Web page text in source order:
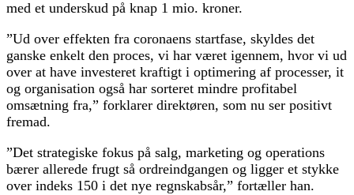
med et underskud på knap 1 mio. kroner.
”Ud over effekten fra coronaens startfase, skyldes det
ganske enkelt den proces, vi har været igennem, hvor vi ud
over at have investeret kraftigt i optimering af processer, it
og organisation også har sorteret mindre profitabel
omsætning fra,” forklarer direktøren, som nu ser positivt
fremad.
”Det strategiske fokus på salg, marketing og operations
bærer allerede frugt så ordreindgangen og ligger et stykke
over indeks 150 i det nye regnskabsår,” fortæller han.